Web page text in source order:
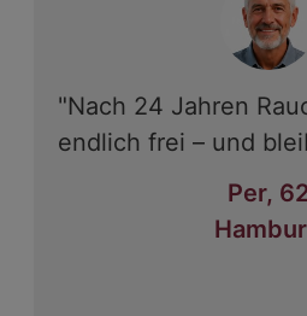
"Nach 24 Jahren
endlich frei – und
Per,